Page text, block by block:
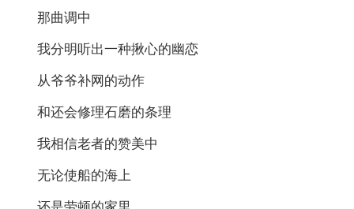
那曲调中
我分明听出一种揪心的幽恋
从爷爷补网的动作
和还会修理石磨的条理
我相信老者的赞美中
无论使船的海上